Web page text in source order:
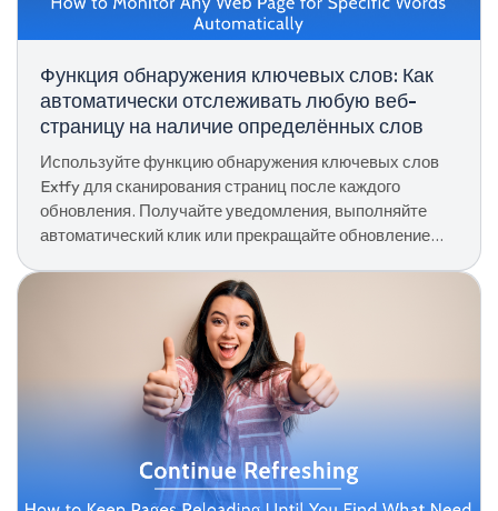
Функция обнаружения ключевых слов: Как
автоматически отслеживать любую веб-
страницу на наличие определённых слов
Используйте функцию обнаружения ключевых слов
Extfy для сканирования страниц после каждого
обновления. Получайте уведомления, выполняйте
автоматический клик или прекращайте обновление